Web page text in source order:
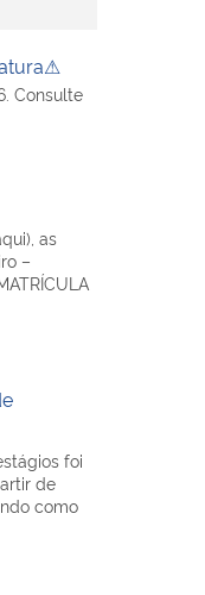
Consulte
as
–
foi
de
como